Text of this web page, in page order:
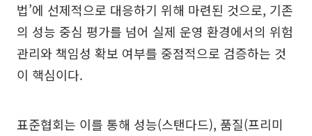
법’에 선제적으로 대응하기 위해 마련된 것으로, 기존
의 성능 중심 평가를 넘어 실제 운영 환경에서의 위험
관리와 책임성 확보 여부를 중점적으로 검증하는 것
이 핵심이다.
표준협회는 이를 통해 성능(스탠다드), 품질(프리미